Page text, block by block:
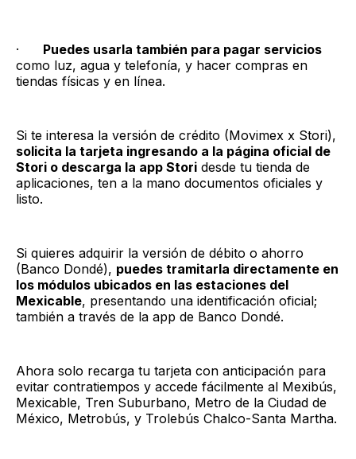
· Puedes usarla también para pagar servicios
como luz, agua y telefonía, y hacer compras en
tiendas físicas y en línea.
Si te interesa la versión de crédito (Movimex x Stori),
solicita la tarjeta ingresando a la página oficial de
Stori o descarga la app Stori desde tu tienda de
aplicaciones, ten a la mano documentos oficiales y
listo.
Si quieres adquirir la versión de débito o ahorro
(Banco Dondé), puedes tramitarla directamente en
los módulos ubicados en las estaciones del
Mexicable, presentando una identificación oficial;
también a través de la app de Banco Dondé.
Ahora solo recarga tu tarjeta con anticipación para
evitar contratiempos y accede fácilmente al Mexibús,
Mexicable, Tren Suburbano, Metro de la Ciudad de
México, Metrobús, y Trolebús Chalco-Santa Martha.